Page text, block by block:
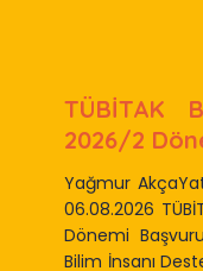
TÜBİTAK
2026/2
Yağmur
06.08.2026
Dönemi
Bilim İnsanı